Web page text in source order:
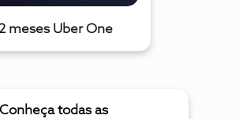
meses Uber One
Conheça todas as